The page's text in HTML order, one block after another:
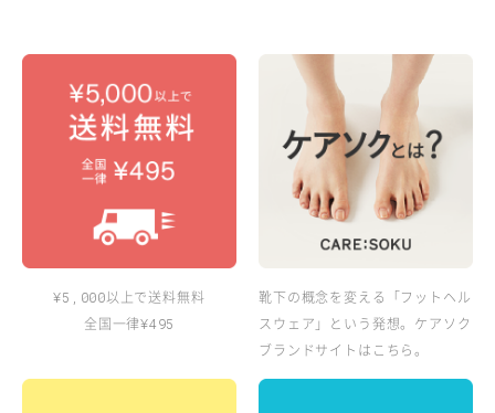
¥5,000以上で送料無料
全国一律¥495
靴下の概念を変える「フットヘル
スウェア」という発想。ケアソク
ブランドサイトはこちら。